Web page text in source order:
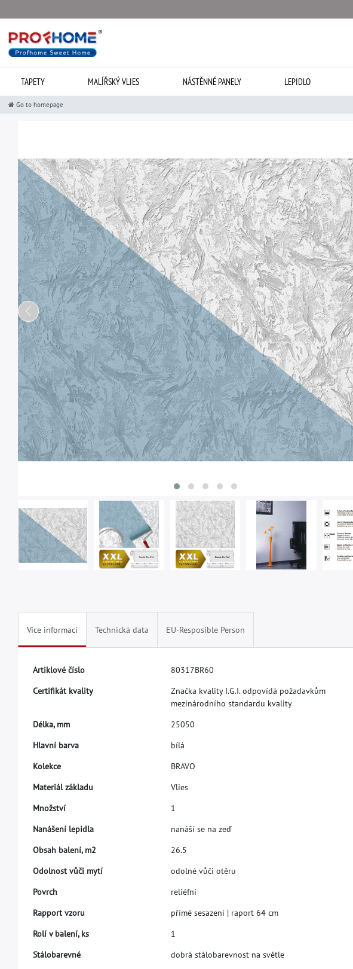
TAPETY MALÍŘSKÝ VLIES NÁSTĚNNÉ PANELY LEPIDLO
Go to homepage
Více informací Technická data EU-Resposible Person
Artiklové číslo 80317BR60
Certifkát kvality Značka kvality I.G.I. odpovídá požadavkům
mezinárodního standardu kvality
Délka, mm 25050
Hlavní barva bílá
Kolekce BRAVO
Materiál základu Vlies
Množství
1
Nanášení lepidla nanáší se na zeď
Obsah balení, m2 26.5
Odolnost vůči mytí odolné vůči otěru
Povrch reliéfní
Rapport vzoru přímé sesazení | raport 64 cm
Rolí v balení, ks
1
Stálobarevné dobrá stálobarevnost na světle